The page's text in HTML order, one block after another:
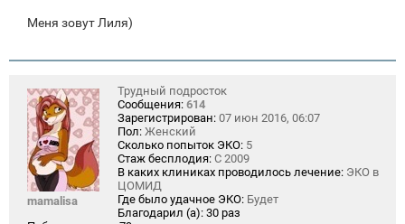
Меня зовут Лиля)
mamalisa
Трудный подросток
Сообщения: 614
Зарегистрирован: 07 июн 2016, 06:07
Пол: Женский
Сколько попыток ЭКО: 5
Стаж бесплодия: С 2009
В каких клиниках проводилось лечение: ЭКО в
ЦОМИД
Где было удачное ЭКО: Будет
Благодарил (а): 30 раз